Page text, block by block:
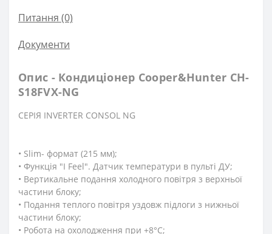
Питання (0)
Документи
Опис - Кондиціонер Cooper&Hunter CH-
S18FVX-NG
СЕРІЯ INVERTER CONSOL NG
• Slim- формат (215 мм);
• Функція "I Feel". Датчик температури в пульті ДУ;
• Вертикальне подання холодного повітря з верхньої
частини блоку;
• Подання теплого повітря уздовж підлоги з нижньої
частини блоку;
• Робота на охолодження при +8°C;